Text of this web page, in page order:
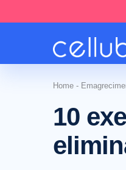
Home -
10